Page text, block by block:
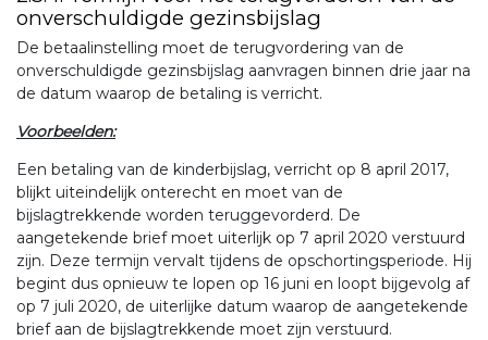
onverschuldigde gezinsbijslag
De betaalinstelling moet de terugvordering van de
onverschuldigde gezinsbijslag aanvragen binnen drie jaar na
de datum waarop de betaling is verricht.
Voorbeelden:
Een betaling van de kinderbijslag, verricht op 8 april 2017,
blijkt uiteindelijk onterecht en moet van de
bijslagtrekkende worden teruggevorderd. De
aangetekende brief moet uiterlijk op 7 april 2020 verstuurd
zijn. Deze termijn vervalt tijdens de opschortingsperiode. Hij
begint dus opnieuw te lopen op 16 juni en loopt bijgevolg af
op 7 juli 2020, de uiterlijke datum waarop de aangetekende
brief aan de bijslagtrekkende moet zijn verstuurd.